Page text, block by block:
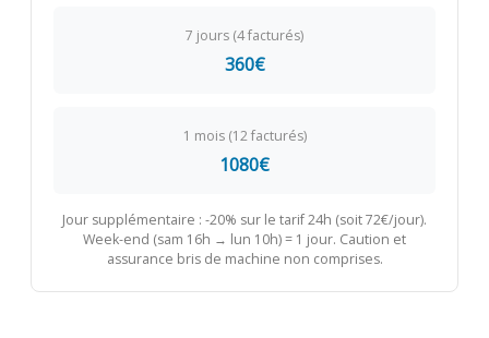
7 jours (4 facturés)
360€
1 mois (12 facturés)
1080€
Jour supplémentaire : -20% sur le tarif 24h (soit 72€/jour).
Week-end (sam 16h → lun 10h) = 1 jour. Caution et
assurance bris de machine non comprises.